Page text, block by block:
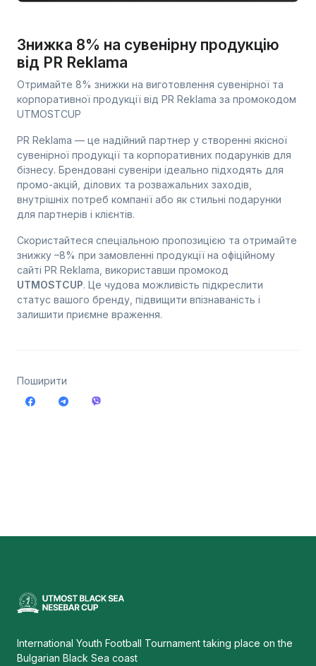
Знижка 8% на сувенірну продукцію
від PR Reklama
Отримайте 8% знижки на виготовлення сувенірної та
корпоративної продукції від PR Reklama за промокодом
UTMOSTCUP
PR Reklama — це надійний партнер у створенні якісної
сувенірної продукції та корпоративних подарунків для
бізнесу. Брендовані сувеніри ідеально підходять для
промо-акцій, ділових та розважальних заходів,
внутрішніх потреб компанії або як стильні подарунки
для партнерів і клієнтів.
Скористайтеся спеціальною пропозицією та отримайте
знижку –8% при замовленні продукції на офіційному
сайті PR Reklama, використавши промокод
UTMOSTCUP. Це чудова можливість підкреслити
статус вашого бренду, підвищити впізнаваність і
залишити приємне враження.
Поширити
International Youth Football Tournament taking place on the
Bulgarian Black Sea coast